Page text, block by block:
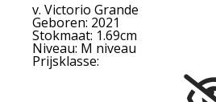
v. Victorio Grande
Geboren: 2021
Stokmaat: 1.69cm
Niveau: M niveau
Prijsklasse: